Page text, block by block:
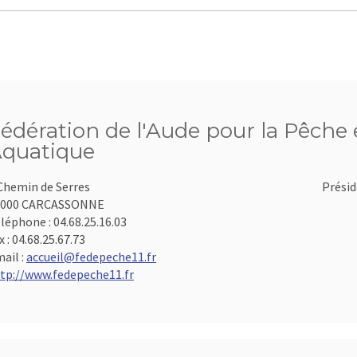
de l'Aude pour la
de Serres
CARCASSONNE
: 04.68.25.16.03
: 04.68.25.67.73
: accueil@fedepeche11.fr
www.fedepeche11.fr